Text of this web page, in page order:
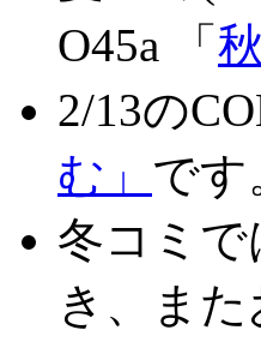
O45a 「
2/13の
む」 です
冬コミ
き、ま